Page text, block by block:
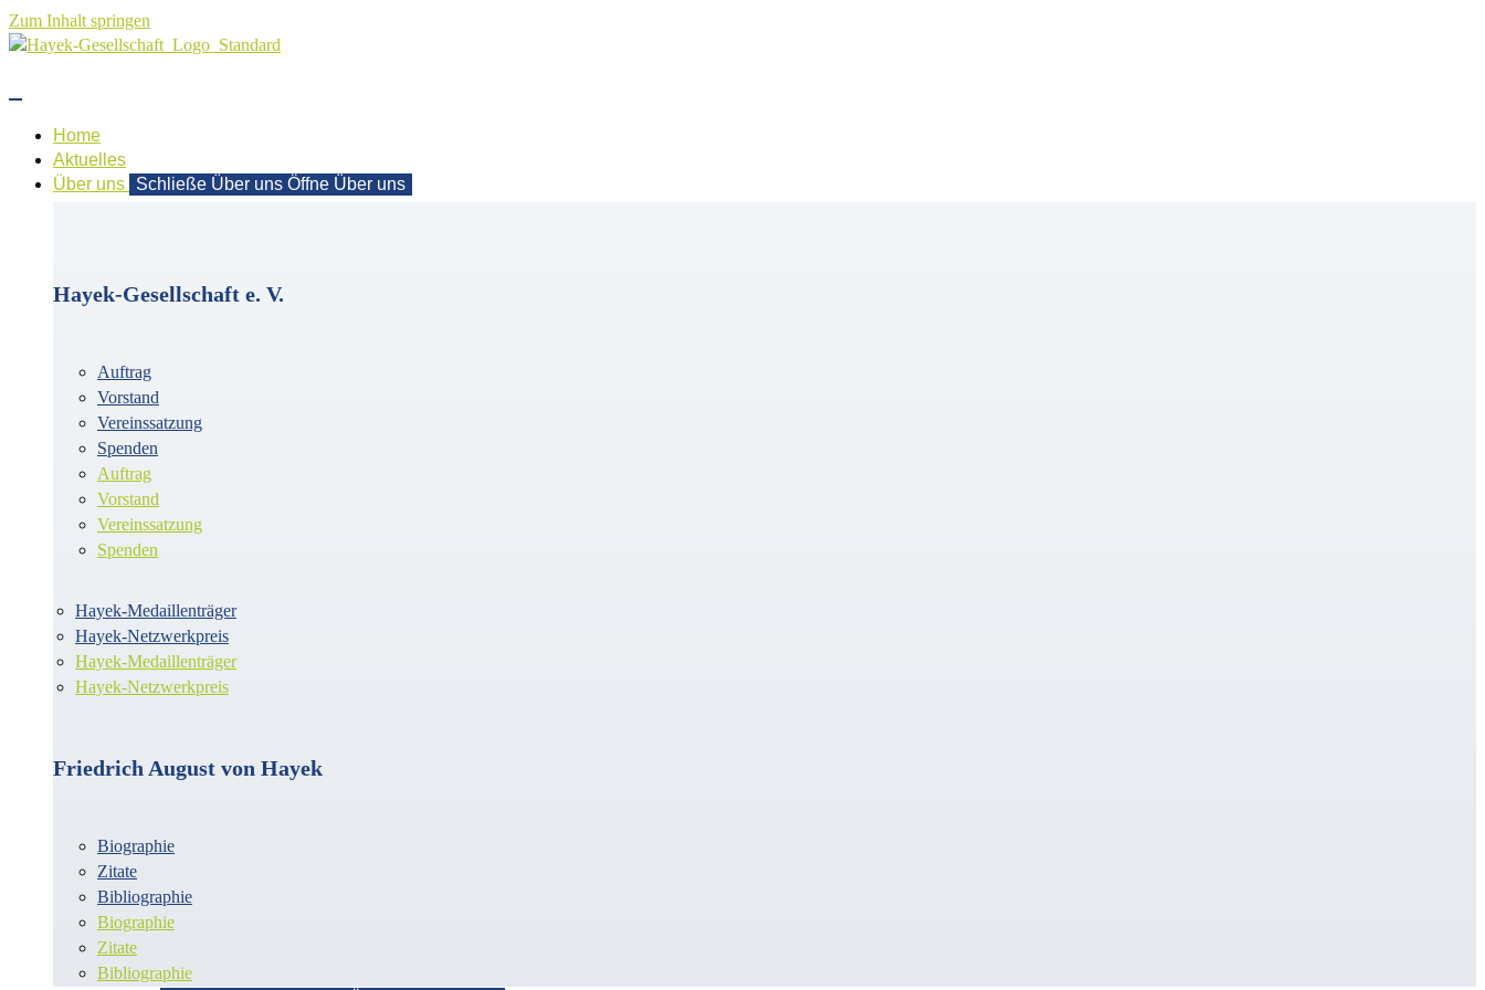
Zum Inhalt springen
Home
Aktuelles
Über uns
Schließe Über uns Öffne Über uns
Hayek-Gesellschaft e. V.
Auftrag
Vorstand
Vereinssatzung
Spenden
Auftrag
Vorstand
Vereinssatzung
Spenden
Hayek-Medaillenträger
Hayek-Netzwerkpreis
Hayek-Medaillenträger
Hayek-Netzwerkpreis
Friedrich August von Hayek
Biographie
Zitate
Bibliographie
Biographie
Zitate
Bibliographie